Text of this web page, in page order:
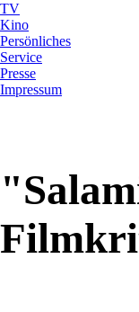
TV
Kino
Persönliches
Service
Presse
Impressum